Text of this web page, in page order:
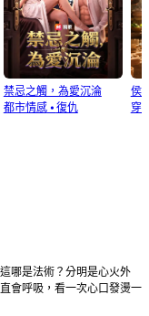
禁忌之觸，為愛沉淪
都市情感⦁ 復仇
侯
穿
哪是法術？分明是心火外
會呼吸，看一次心口發燙一